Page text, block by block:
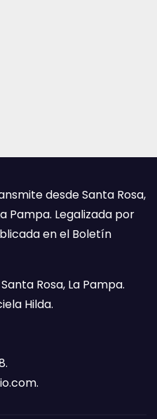
desde Santa Rosa,
Pampa. Legalizada por
en el Boletín
Rosa, La Pampa.
Hilda.
.